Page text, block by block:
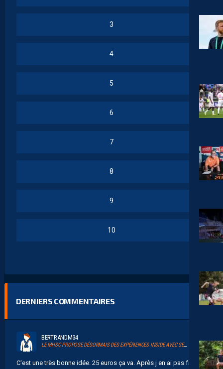
3
4
5
6
7
8
9
10
DERNIERS COMMENTAIRES
BERTRANDM34
LE MHSC PROPOSE DÉSORMAIS DES EXPÉRIENCES INSIDE AVEC SERSOU
C'est une très bonne idée. 25 euros ça va. Après j en ai pas fait